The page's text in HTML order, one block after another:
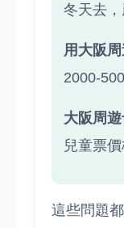
冬天去，
用大阪
2000-
大阪周
兒童票
這些問題